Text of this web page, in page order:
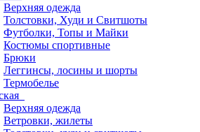
Верхняя одежда
Толстовки, Худи и Свитшоты
Футболки, Топы и Майки
Костюмы спортивные
Брюки
Леггинсы, лосины и шорты
Термобелье
Верхняя одежда
Ветровки, жилеты